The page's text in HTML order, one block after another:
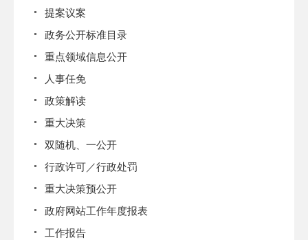
提案议案
政务公开标准目录
重点领域信息公开
人事任免
政策解读
重大决策
双随机、一公开
行政许可／行政处罚
重大决策预公开
政府网站工作年度报表
工作报告